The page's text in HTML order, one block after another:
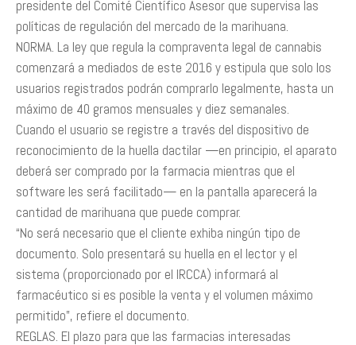
presidente del Comité Científico Asesor que supervisa las
políticas de regulación del mercado de la marihuana.
NORMA. La ley que regula la compraventa legal de cannabis
comenzará a mediados de este 2016 y estipula que solo los
usuarios registrados podrán comprarlo legalmente, hasta un
máximo de 40 gramos mensuales y diez semanales.
Cuando el usuario se registre a través del dispositivo de
reconocimiento de la huella dactilar —en principio, el aparato
deberá ser comprado por la farmacia mientras que el
software les será facilitado— en la pantalla aparecerá la
cantidad de marihuana que puede comprar.
“No será necesario que el cliente exhiba ningún tipo de
documento. Solo presentará su huella en el lector y el
sistema (proporcionado por el IRCCA) informará al
farmacéutico si es posible la venta y el volumen máximo
permitido”, refiere el documento.
REGLAS. El plazo para que las farmacias interesadas